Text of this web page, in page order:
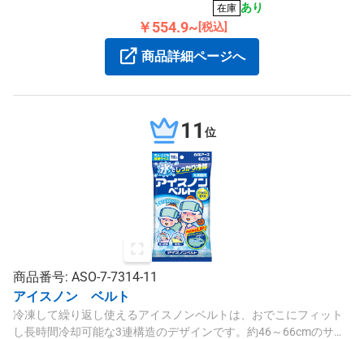
な縁部で安全性も高く、約2～3時間冷却効果が持続します。
在庫 あり
￥554.9~ [税込]
商品詳細ページへ
11 位
商品番号: ASO-7-7314-11
アイスノン ベルト
冷凍して繰り返し使えるアイスノンベルトは、おでこにフィット
し長時間冷却可能な3連構造のデザインです。約46～66cmのサイ